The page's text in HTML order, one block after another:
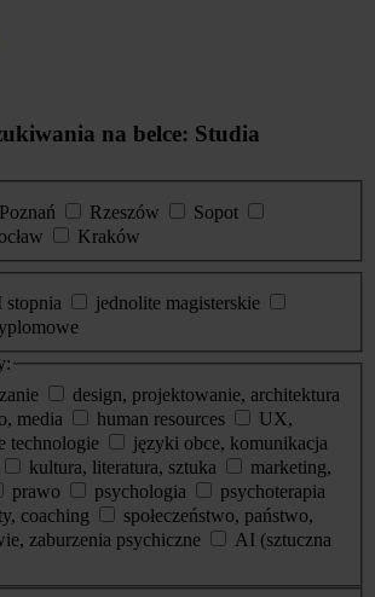
na belce: Studia
Poznań Rzeszów
Sopot
Kraków
stopnia
jednolite magisterskie
design, projektowanie, architektura
media
human resources
UX,
technologie
języki obce, komunikacja
kultura, literatura, sztuka
marketing,
prawo psychologia
psychoterapia
coaching
społeczeństwo, państwo,
zaburzenia psychiczne
AI (sztuczna